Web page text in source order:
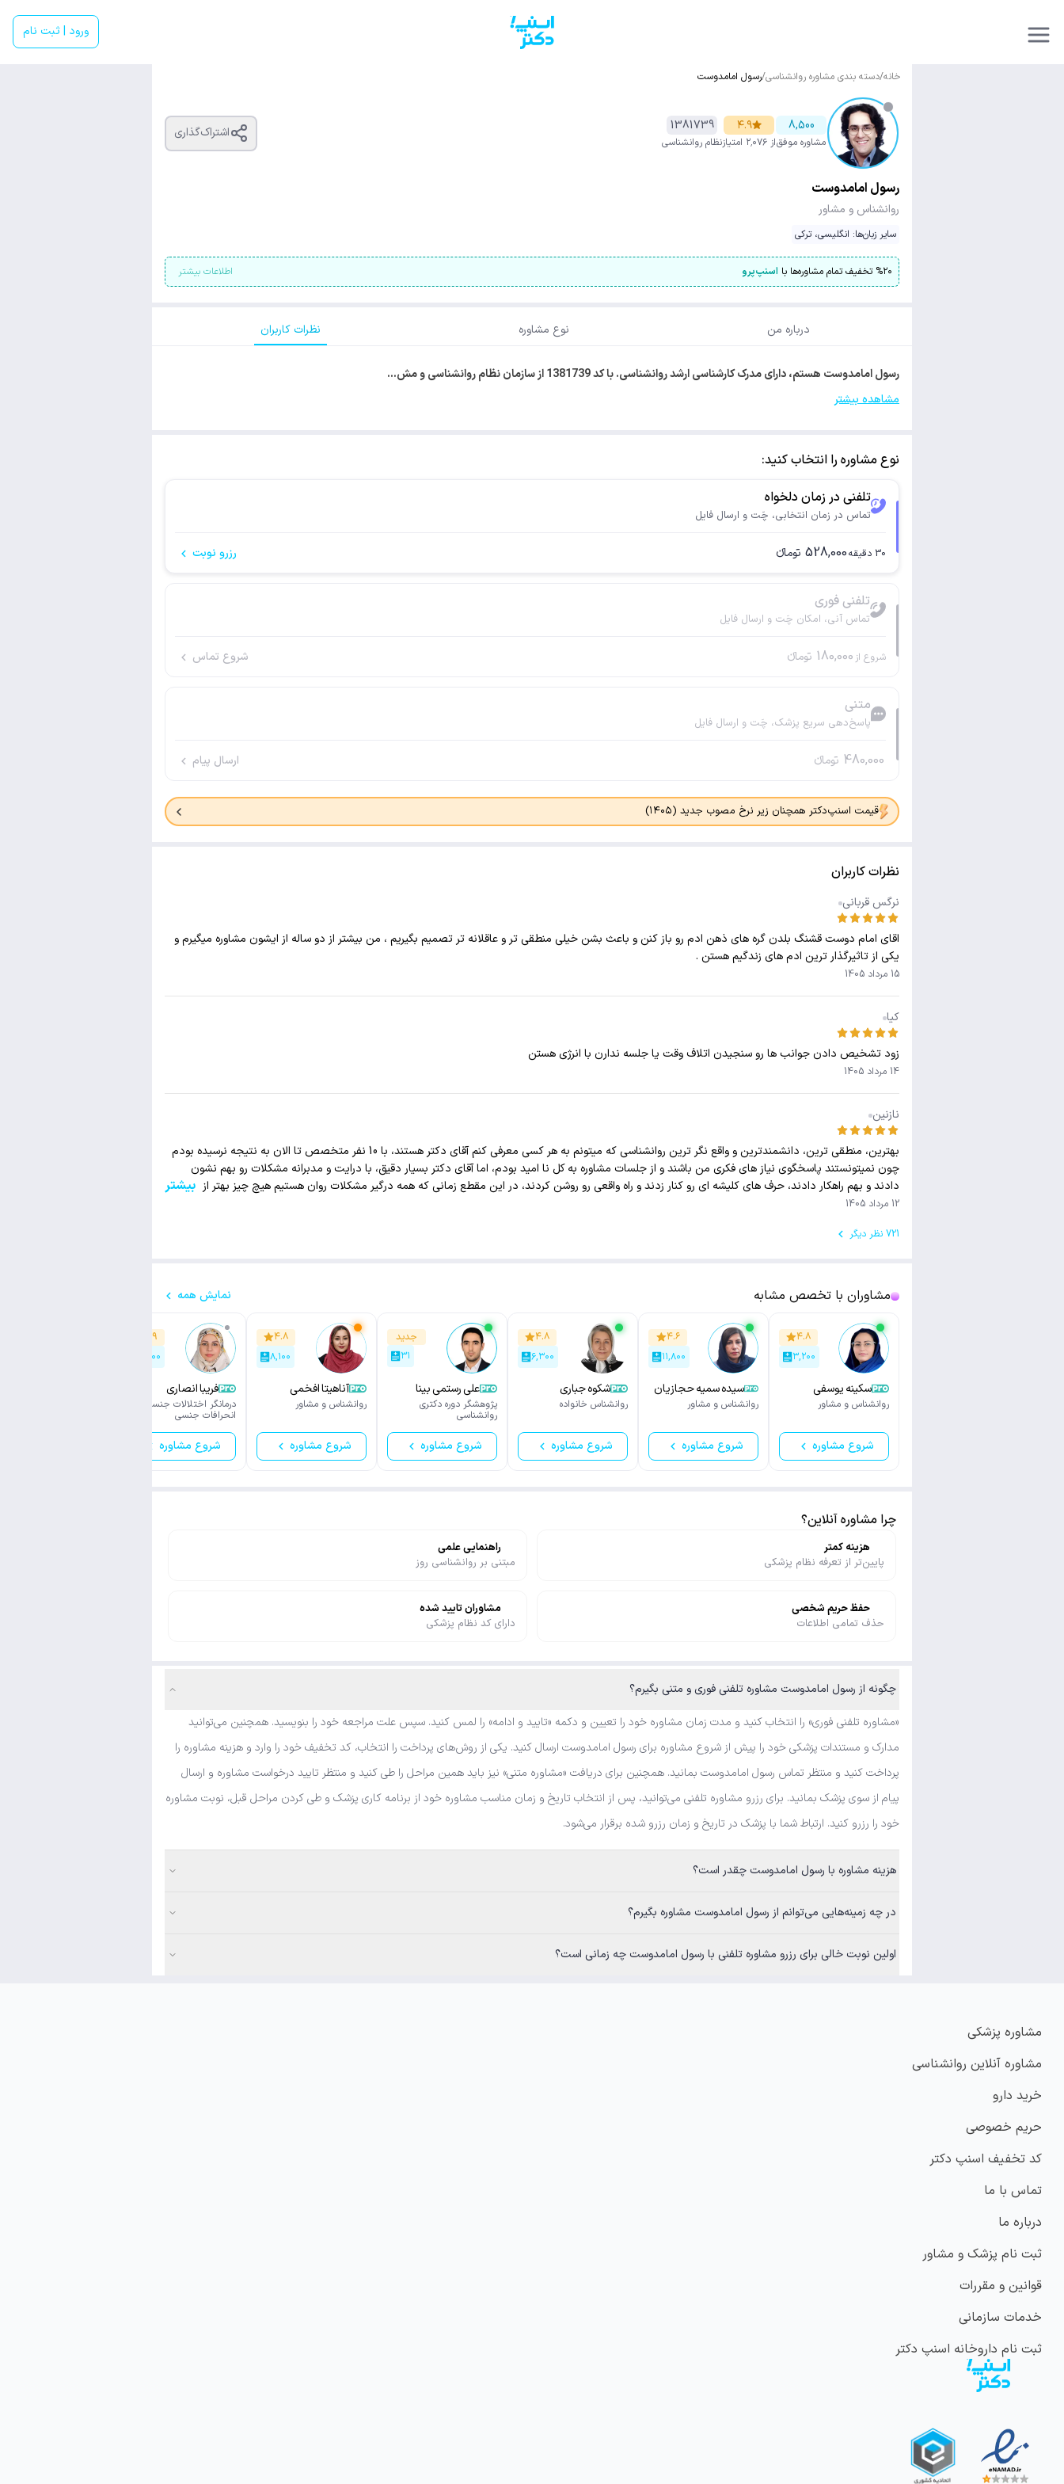
ورود | ثبت نام
خانه/دسته بندی مشاوره روانشناسی/رسول امامدوست
8,500
مشاوره موفق
۴.۹
از ۲٬۰۷۶ امتیاز
1381739
نظام روانشناسی
اشتراک‌گذاری
رسول امامدوست
روانشناس و مشاور
سایر زبان‌ها: انگلیسی، ترکی
%۲۰ تخفیف تمام مشاوره‌ها با اسنپ‌پرو اطلاعات بیشتر
درباره من نوع مشاوره نظرات کاربران
رسول امامدوست هستم، دارای مدرک کارشناسی ارشد روانشناسی. با کد 1381739 از سازمان نظام روانشناسی و مش…
مشاهده بیشتر
نوع مشاوره را انتخاب کنید:
تلفنی در زمان دلخواه
تماس در زمان انتخابی، چَت و ارسال فایل
30 دقیقه528,000 تومانء رزرو نوبت
تلفنی فوری
تماس آنی، امکان چَت و ارسال فایل
شروع از 180,000 تومانء شروع تماس
متنی
پاسخ‌دهی سریع پزشک، چَت و ارسال فایل
480,000 تومانء ارسال پیام
قیمت اسنپ‌دکتر همچنان زیر نرخ مصوب جدید (۱۴۰۵)
نظرات کاربران
نرگس قربانی
اقای امام دوست قشنگ بلدن گره های ذهن ادم رو باز کنن و باعث بشن خیلی منطقی تر و عاقلانه تر تصمیم بگیریم ، من بیشتر از دو ساله از ایشون مشاوره میگیرم و
یکی از تاثیرگذار ترین ادم های زندگیم هستن .
15 مرداد 1405
کیا
زود تشخیص دادن جوانب ها رو سنجیدن اتلاف وقت یا جلسه ندارن با انرژی هستن
14 مرداد 1405
نازنین
بهترین، منطقی ترین، دانشمندترین و واقع نگر ترین روانشناسی که میتونم به هر کسی معرفی کنم آقای دکتر هستند، با 10 نفر متخصص تا الان به نتیجه نرسیده بودم
چون نمیتونستند پاسخگوی نیاز های فکری من باشند و از جلسات مشاوره به کل نا امید بودم، اما آقای دکتر بسیار دقیق، با درایت و مدبرانه مشکلات رو بهم نشون
دادند و بهم راهکار دادند، حرف های کلیشه ای رو کنار زدند و راه واقعی رو روشن کردند، در این مقطع زمانی که همه درگیر مشکلات روان هستیم هیچ چیز بهتر از آشنایی
با یک روانشناس با سواد مثل آقای دکتر نیست، اگر مثل من از جلسات مشاوره نا امید شدید کافیه یکبار با آقای دکتر امامدوست صحبت کنید تا نظرتون تغییر کنه
بیشتر
12 مرداد 1405
721 نظر دیگر
مشاوران با تخصص مشابه نمایش همه
۴.۸
۳,۲۰۰
سکینه یوسفی
روانشناس و مشاور
شروع مشاوره
۴.۶
۱۱,۸۰۰
سیده سمیه حجازیان
امیری
روانشناس و مشاور
شروع مشاوره
۴.۸
۶,۳۰۰
شکوه جباری
روانشناس خانواده
شروع مشاوره
جدید
۳۱
علی رستمی بینا
پژوهشگر دوره دکتری
روانشناسی
شروع مشاوره
۴.۸
۸,۱۰۰
آناهیتا افخمی
روانشناس و مشاور
شروع مشاوره
۴.۹
۴,۱۰۰
فریبا انصاری
درمانگر اختلالات جنسی و
انحرافات جنسی
شروع مشاوره
چرا مشاوره آنلاین؟
هزینه کمتر
پایین‌تر از تعرفه نظام پزشکی
راهنمایی علمی
مبتنی بر روانشناسی روز
حفظ حریم شخصی
حذف تمامی اطلاعات
مشاوران تایید شده
دارای کد نظام پزشکی
چگونه از رسول امامدوست مشاوره تلفنی فوری و متنی بگیرم؟
«مشاوره تلفنی فوری» را انتخاب کنید و مدت زمان مشاوره خود را تعیین و دکمه «تایید و ادامه» را لمس کنید. سپس علت مراجعه خود را بنویسید. همچنین می‌توانید
مدارک و مستندات پزشکی خود را پیش از شروع مشاوره برای رسول امامدوست ارسال کنید. یکی از روش‌های پرداخت را انتخاب، کد تخفیف خود را وارد و هزینه مشاوره را
پرداخت کنید و منتظر تماس رسول امامدوست بمانید. همچنین برای دریافت «مشاوره متنی» نیز باید همین مراحل را طی کنید و منتظر تایید درخواست مشاوره و ارسال
پیام از سوی پزشک بمانید. برای رزرو مشاوره تلفنی می‌توانید، پس از انتخاب تاریخ و زمان مناسب مشاوره خود از برنامه کاری پزشک و طی کردن مراحل قبل، نوبت مشاوره
خود را رزرو کنید. ارتباط شما با پزشک در تاریخ و زمان رزرو شده برقرار می‌شود.
هزینه مشاوره با رسول امامدوست چقدر است؟
در چه زمینه‌هایی می‌توانم از رسول امامدوست مشاوره بگیرم؟
اولین نوبت خالی برای رزرو مشاوره تلفنی با رسول امامدوست چه زمانی است؟
مشاوره پزشکی
مشاوره آنلاین روانشناسی
خرید دارو
حریم خصوصی
کد تخفیف اسنپ دکتر
تماس با ما
درباره ما
ثبت نام پزشک و مشاور
قوانین و مقررات
خدمات سازمانی
ثبت نام داروخانه اسنپ دکتر